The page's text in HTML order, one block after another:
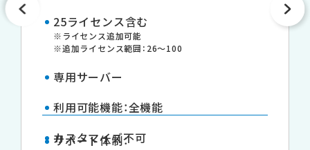
25ライセンス含む
※ライセンス追加可能
※追加ライセンス範囲：26～100
専用サーバー
利用可能機能：全機能
カスタマイズ不可
サポート体制：